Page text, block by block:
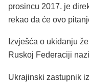
prosincu 2017. je
rekao da će ovo
Izvješća o ukidanju
Ruskoj Federaciji
Ukrajinski zastupnik